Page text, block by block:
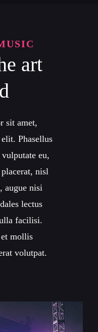
art
sit amet,
Phasellus
eu,
nisl
augue nisi
lectus
facilisi.
mollis
volutpat.